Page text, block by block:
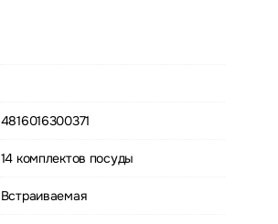
4816016300371
14 комплектов посуды
Встраиваемая